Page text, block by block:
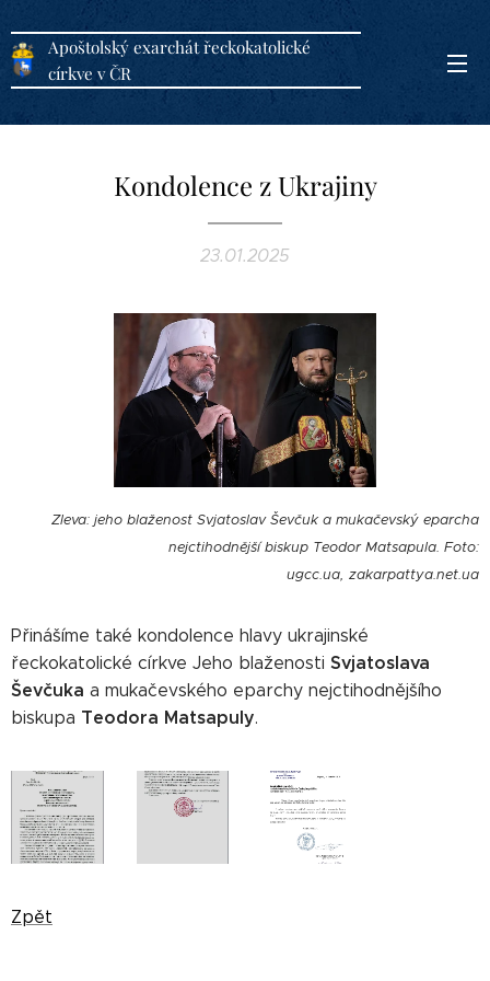
Apoštolský exarchát řeckokatolické
církve v ČR
Kondolence z Ukrajiny
23.01.2025
Zleva: jeho blaženost Svjatoslav Ševčuk a mukačevský eparcha
nejctihodnější biskup Teodor Matsapula. Foto:
ugcc.ua, zakarpattya.net.ua
Přinášíme také kondolence hlavy ukrajinské
řeckokatolické církve Jeho blaženosti Svjatoslava
Ševčuka a mukačevského eparchy nejctihodnějšího
biskupa Teodora Matsapuly.
Zpět